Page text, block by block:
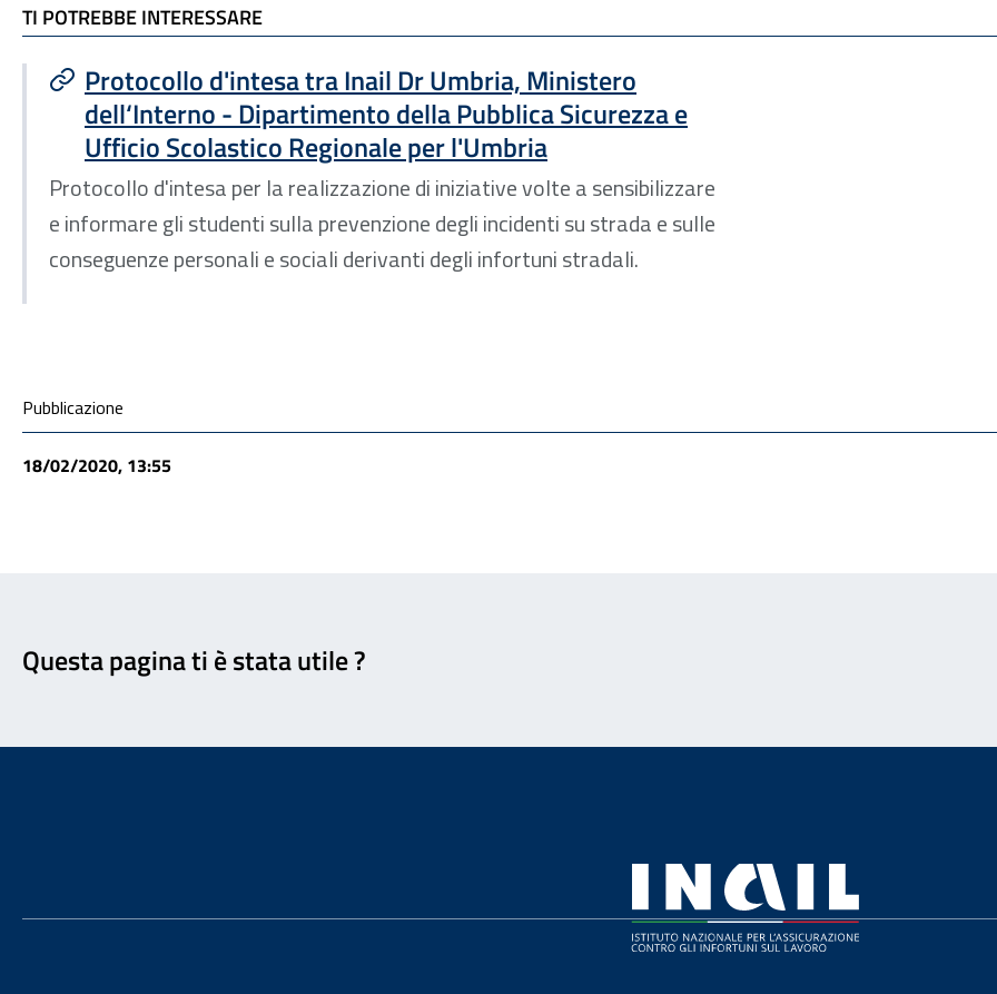
TI POTREBBE INTERESSARE
TI POTREBBE INTERESSARE
Protocollo d'intesa tra Inail Dr Umbria, Ministero
dell‘Interno - Dipartimento della Pubblica Sicurezza e
Ufficio Scolastico Regionale per l'Umbria
Protocollo d'intesa per la realizzazione di iniziative volte a sensibilizzare
e informare gli studenti sulla prevenzione degli incidenti su strada e sulle
conseguenze personali e sociali derivanti degli infortuni stradali.
Condivisione social
Pubblicazione
18/02/2020, 13:55
Questa pagina ti è stata utile ?